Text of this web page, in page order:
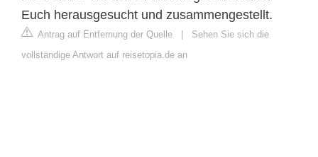
Euch herausgesucht und zusammengestellt.
Antrag auf Entfernung der Quelle | Sehen Sie sich die
vollständige Antwort auf reisetopia.de an